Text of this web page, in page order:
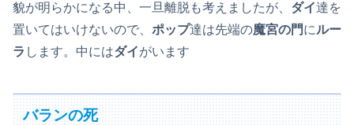
貌が明らかになる中、一旦離脱も考えましたが、 ダイ達を
置いてはいけないので、 ポップ達は先端の魔宮の門にルー
ラ します。中にはダイがいます
バランの死